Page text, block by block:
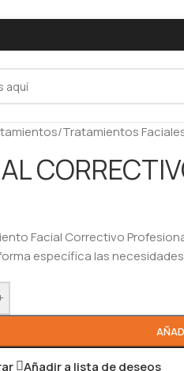
/Tratamientos
Facial Correctivo
específica las
Añadir a lista de deseos